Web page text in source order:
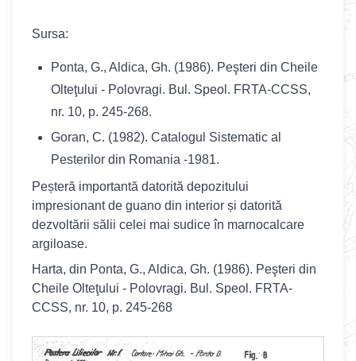
Sursa:
Ponta, G., Aldica, Gh. (1986). Peşteri din Cheile
Olteţului - Polovragi. Bul. Speol. FRTA-CCSS,
nr. 10, p. 245-268.
Goran, C. (1982). Catalogul Sistematic al
Pesterilor din Romania -1981.
Peșteră importantă datorită depozitului
impresionant de guano din interior și datorită
dezvoltării sălii celei mai sudice în marnocalcare
argiloase.
Harta, din Ponta, G., Aldica, Gh. (1986). Peşteri din
Cheile Olteţului - Polovragi. Bul. Speol. FRTA-
CCSS, nr. 10, p. 245-268